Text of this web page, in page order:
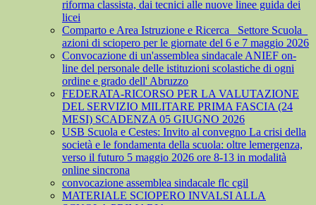
riforma classista, dai tecnici alle nuove linee guida dei
licei
Comparto e Area Istruzione e Ricerca_ Settore Scuola_
azioni di sciopero per le giornate del 6 e 7 maggio 2026
Convocazione di un'assemblea sindacale ANIEF on-
line del personale delle istituzioni scolastiche di ogni
ordine e grado dell' Abruzzo
FEDERATA-RICORSO PER LA VALUTAZIONE
DEL SERVIZIO MILITARE PRIMA FASCIA (24
MESI) SCADENZA 05 GIUGNO 2026
USB Scuola e Cestes: Invito al convegno La crisi della
società e le fondamenta della scuola: oltre lemergenza,
verso il futuro 5 maggio 2026 ore 8-13 in modalità
online sincrona
convocazione assemblea sindacale flc cgil
MATERIALE SCIOPERO INVALSI ALLA